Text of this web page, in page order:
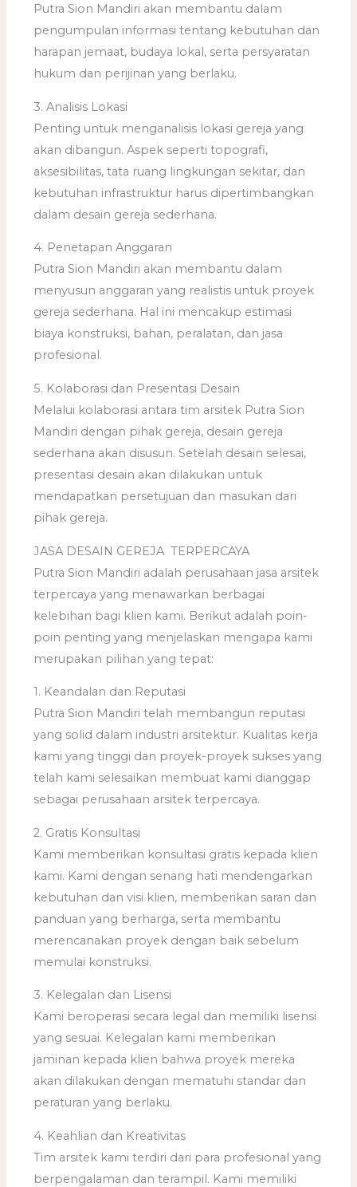
Putra Sion Mandiri akan membantu dalam
pengumpulan informasi tentang kebutuhan dan
harapan jemaat, budaya lokal, serta persyaratan
hukum dan perijinan yang berlaku.
3. Analisis Lokasi
Penting untuk menganalisis lokasi gereja yang
akan dibangun. Aspek seperti topografi,
aksesibilitas, tata ruang lingkungan sekitar, dan
kebutuhan infrastruktur harus dipertimbangkan
dalam desain gereja sederhana.
4. Penetapan Anggaran
Putra Sion Mandiri akan membantu dalam
menyusun anggaran yang realistis untuk proyek
gereja sederhana. Hal ini mencakup estimasi
biaya konstruksi, bahan, peralatan, dan jasa
profesional.
5. Kolaborasi dan Presentasi Desain
Melalui kolaborasi antara tim arsitek Putra Sion
Mandiri dengan pihak gereja, desain gereja
sederhana akan disusun. Setelah desain selesai,
presentasi desain akan dilakukan untuk
mendapatkan persetujuan dan masukan dari
pihak gereja.
JASA DESAIN GEREJA TERPERCAYA
Putra Sion Mandiri adalah perusahaan jasa arsitek
terpercaya yang menawarkan berbagai
kelebihan bagi klien kami. Berikut adalah poin-
poin penting yang menjelaskan mengapa kami
merupakan pilihan yang tepat:
1. Keandalan dan Reputasi
Putra Sion Mandiri telah membangun reputasi
yang solid dalam industri arsitektur. Kualitas kerja
kami yang tinggi dan proyek-proyek sukses yang
telah kami selesaikan membuat kami dianggap
sebagai perusahaan arsitek terpercaya.
2. Gratis Konsultasi
Kami memberikan konsultasi gratis kepada klien
kami. Kami dengan senang hati mendengarkan
kebutuhan dan visi klien, memberikan saran dan
panduan yang berharga, serta membantu
merencanakan proyek dengan baik sebelum
memulai konstruksi.
3. Kelegalan dan Lisensi
Kami beroperasi secara legal dan memiliki lisensi
yang sesuai. Kelegalan kami memberikan
jaminan kepada klien bahwa proyek mereka
akan dilakukan dengan mematuhi standar dan
peraturan yang berlaku.
4. Keahlian dan Kreativitas
Tim arsitek kami terdiri dari para profesional yang
berpengalaman dan terampil. Kami memiliki